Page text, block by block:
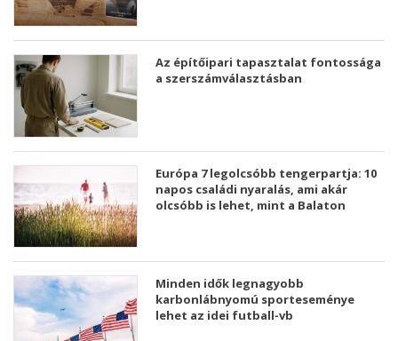
Az építőipari tapasztalat fontossága
a szerszámválasztásban
Európa 7 legolcsóbb tengerpartja: 10
napos családi nyaralás, ami akár
olcsóbb is lehet, mint a Balaton
Minden idők legnagyobb
karbonlábnyomú sporteseménye
lehet az idei futball-vb